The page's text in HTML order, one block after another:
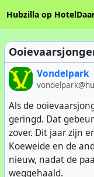
Hubzilla op
Vondelpark
Als de
geringd. Dat
zover. Dit jaar zijn
Koeweide en de
nieuw, nadat de
weggehaald.